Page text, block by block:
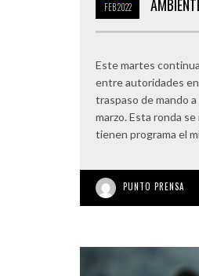
FEB2022
Este martes
entre autoridades
traspaso de mando
marzo. Esta ronda
tienen programa el
PUNTO PRENSA